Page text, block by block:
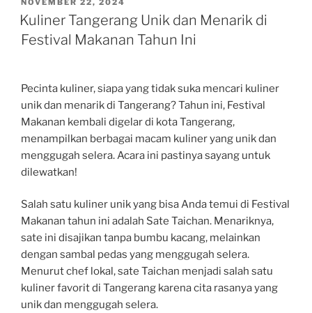
ON
Kuliner Tangerang Unik dan Menarik di
Festival Makanan Tahun Ini
Pecinta kuliner, siapa yang tidak suka mencari kuliner
unik dan menarik di Tangerang? Tahun ini, Festival
Makanan kembali digelar di kota Tangerang,
menampilkan berbagai macam kuliner yang unik dan
menggugah selera. Acara ini pastinya sayang untuk
dilewatkan!
Salah satu kuliner unik yang bisa Anda temui di Festival
Makanan tahun ini adalah Sate Taichan. Menariknya,
sate ini disajikan tanpa bumbu kacang, melainkan
dengan sambal pedas yang menggugah selera.
Menurut chef lokal, sate Taichan menjadi salah satu
kuliner favorit di Tangerang karena cita rasanya yang
unik dan menggugah selera.